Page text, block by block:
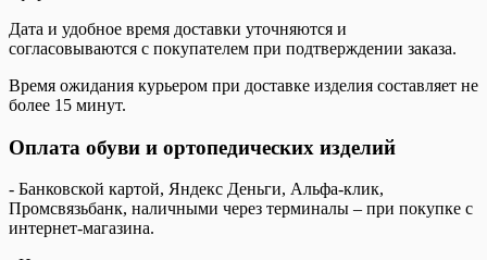
Дата и удобное время доставки уточняются и
согласовываются с покупателем при подтверждении заказа.
Время ожидания курьером при доставке изделия составляет не
более 15 минут.
Оплата обуви и ортопедических изделий
- Банковской картой, Яндекс Деньги, Альфа-клик,
Промсвязьбанк, наличными через терминалы – при покупке с
интернет-магазина.